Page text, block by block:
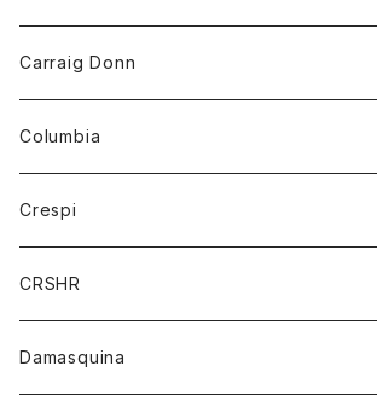
チーフ
バンダナ
トレーナー
パーカー
ショートパンツ
オーバーオール
カーディガン
ハーフスリーブTシャツ
Carraig Donn
ニット
Columbia
アウター
ジャケット
Crespi
ジャケット
ワンピース
CRSHR
キャップ
Damasquina